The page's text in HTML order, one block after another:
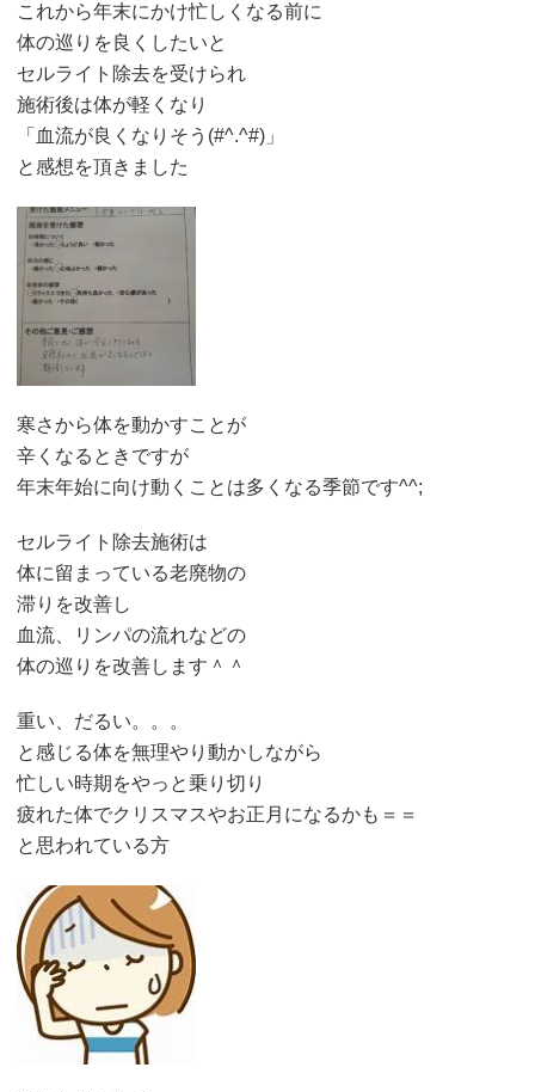
これから年末にかけ忙しくなる前に
体の巡りを良くしたいと
セルライト除去を受けられ
施術後は体が軽くなり
「血流が良くなりそう(#^.^#)」
と感想を頂きました
寒さから体を動かすことが
辛くなるときですが
年末年始に向け動くことは多くなる季節です^^;
セルライト除去施術は
体に留まっている老廃物の
滞りを改善し
血流、リンパの流れなどの
体の巡りを改善します＾＾
重い、だるい。。。
と感じる体を無理やり動かしながら
忙しい時期をやっと乗り切り
疲れた体でクリスマスやお正月になるかも＝＝
と思われている方